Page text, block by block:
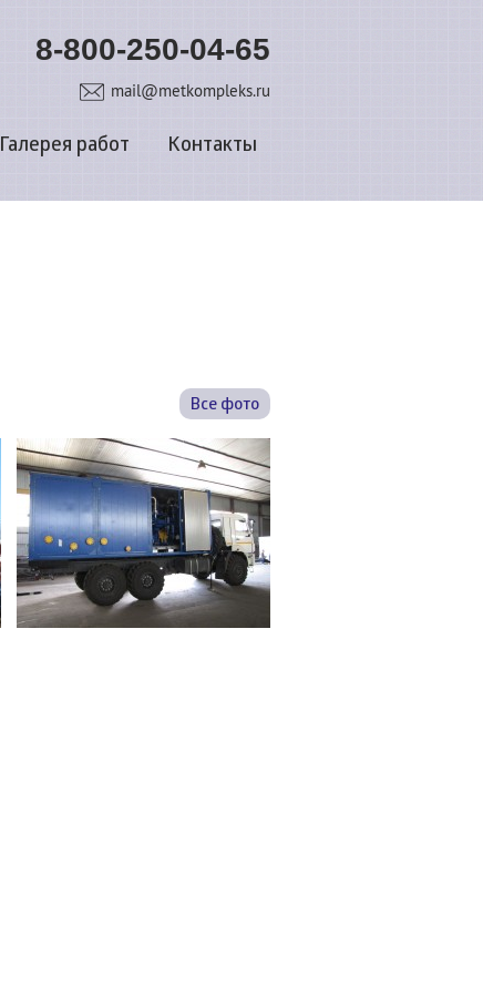
8-800-250-04-65
mail@metkompleks.ru
Галерея работ Контакты
Все фото